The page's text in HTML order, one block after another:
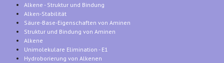
Alkene - Struktur und Bindung
Alken-Stabilität
Säure-Base-Eigenschaften von Aminen
Struktur und Bindung von Aminen
Alkene
Unimolekulare Elimination - E1
Hydroborierung von Alkenen